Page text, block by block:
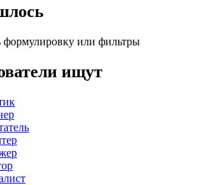
формулировку или фильтры
ищут